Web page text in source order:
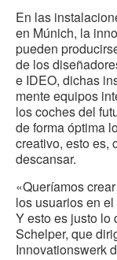
En las
en Múnich, la
pueden
de los
e IDEO, dichas
mente equipos
los coches del
de forma óptima
creativo, esto es,
descansar.
«Queríamos
los usuarios en
Y esto es justo lo
Schelper, que
Innovationswerk